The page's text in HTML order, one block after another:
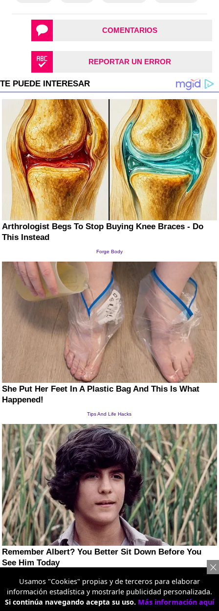
COMENTARIOS
REPORTAR UN ERROR
Usamos "Cookies" propias y de terceros para elaborar
información estadística y mostrarle publicidad personalizada.
Si continúa navegando acepta su uso. Más información aquí